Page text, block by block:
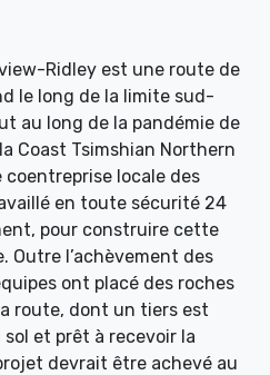
Ridley est une route de
le long de la limite sud-
au long de la pandémie de
Coast Tsimshian Northern
locale des
en toute sécurité 24
pour construire cette
l’achèvement des
ont placé des roches
route, dont un tiers est
et prêt à recevoir la
devrait être achevé au